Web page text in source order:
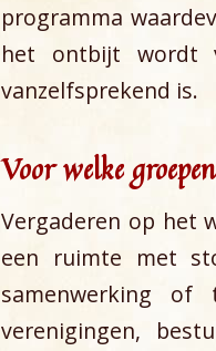
programma
het ontbijt wordt
vanzelfsprekend is.
Voor welke
Vergaderen op het
een ruimte met
samenwerking of
verenigingen,